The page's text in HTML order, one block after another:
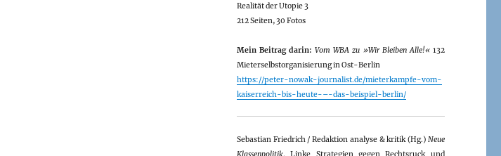
Realität der Utopie 3
212 Seiten, 30 Fotos
Mein Beitrag darin: Vom WBA zu »Wir Bleiben Alle!«132
Mieterselbstorganisierung in Ost-Berlin
https://peter-nowak-journalist.de/mieterkampfe-vom-
kaiserreich-bis-heute-–-das-beispiel-berlin/
Sebastian Friedrich / Redaktion analyse & kritik (Hg.) Neue
Klassenpolitik. Linke Strategien gegen Rechtsruck und